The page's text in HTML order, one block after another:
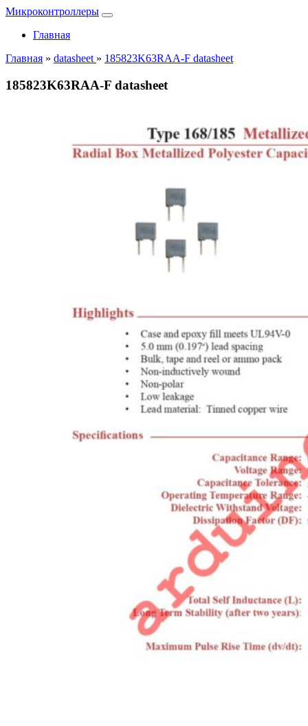
Микроконтроллеры
Главная
Главная » datasheet » 185823K63RAA-F datasheet
185823K63RAA-F datasheet